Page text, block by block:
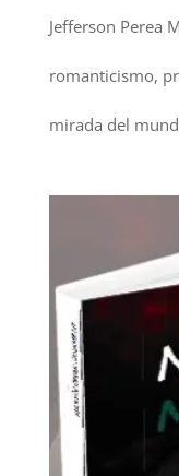
Jefferson Perea
romanticismo,
mirada del